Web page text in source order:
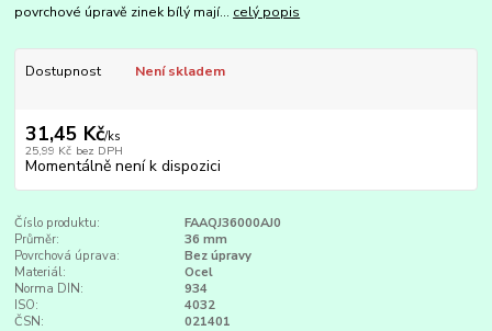
povrchové úpravě zinek bílý mají... celý popis
Dostupnost Není skladem
31,45 Kč/ks
25,99 Kč bez DPH
Momentálně není k dispozici
Číslo produktu:
FAAQJ36000AJ0
Průměr:
36 mm
Povrchová úprava:
Bez úpravy
Materiál:
Ocel
Norma DIN:
934
ISO:
4032
ČSN:
021401